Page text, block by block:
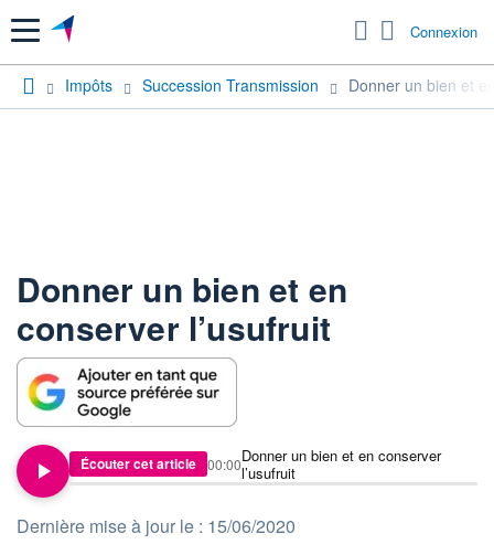
Menu Connexion
Impôts Succession Transmission Donner un bien et
Donner un bien et en
conserver l’usufruit
Écouter cet article
Donner un bien et en conserver
l’usufruit
00:00
Dernière mise à jour le : 15/06/2020